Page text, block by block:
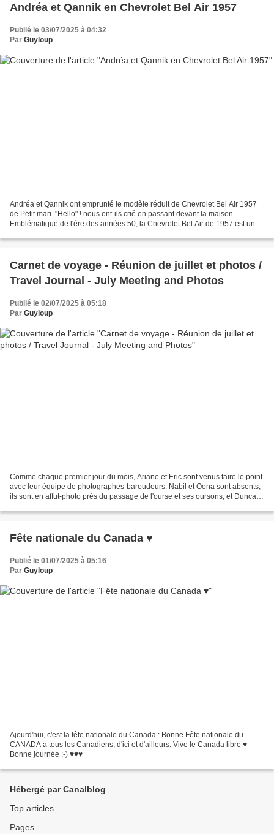
Andréa et Qannik en Chevrolet Bel Air 1957
Publié le 03/07/2025 à 04:32
Par Guyloup
Andréa et Qannik ont emprunté le modèle réduit de Chevrolet Bel Air 1957
de Petit mari. "Hello" ! nous ont-ils crié en passant devant la maison.
Emblématique de l'ère des années 50, la Chevrolet Bel Air de 1957 est une
Carnet de voyage - Réunion de juillet et photos /
Travel Journal - July Meeting and Photos
Publié le 02/07/2025 à 05:18
Par Guyloup
Comme chaque premier jour du mois, Ariane et Eric sont venus faire le point
avec leur équipe de photographes-baroudeurs. Nabil et Oona sont absents,
ils sont en affut-photo près du passage de l'ourse et ses oursons, et Duncan
Fête nationale du Canada ♥
Publié le 01/07/2025 à 05:16
Par Guyloup
Ajourd'hui, c'est la fête nationale du Canada : Bonne Fête nationale du
CANADA à tous les Canadiens, d'ici et d'ailleurs. Vive le Canada libre ♥
Bonne journée :-) ♥♥♥
Hébergé par Canalblog
Top articles
Pages